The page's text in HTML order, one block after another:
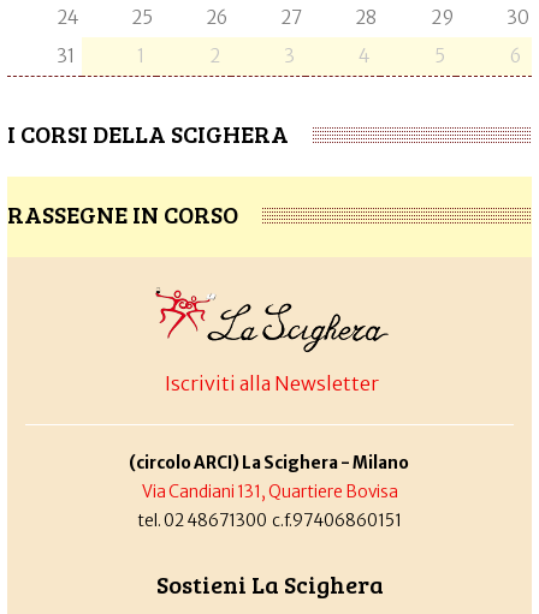
24
25 26 27 28 29
30
31
1 2 3 4 5 6
I CORSI DELLA SCIGHERA
RASSEGNE IN CORSO
Iscriviti alla Newsletter
(circolo ARCI) La Scighera - Milano
Via Candiani 131, Quartiere Bovisa
tel. 02 48671300 c.f.97406860151
Sostieni La Scighera